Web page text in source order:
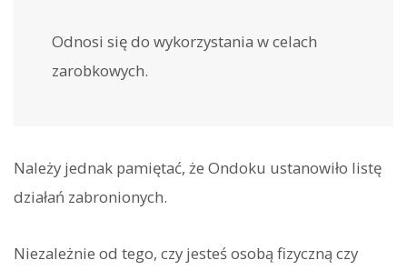
Odnosi się do wykorzystania w celach
zarobkowych.
Należy jednak pamiętać, że Ondoku ustanowiło listę
działań zabronionych.
Niezależnie od tego, czy jesteś osobą fizyczną czy